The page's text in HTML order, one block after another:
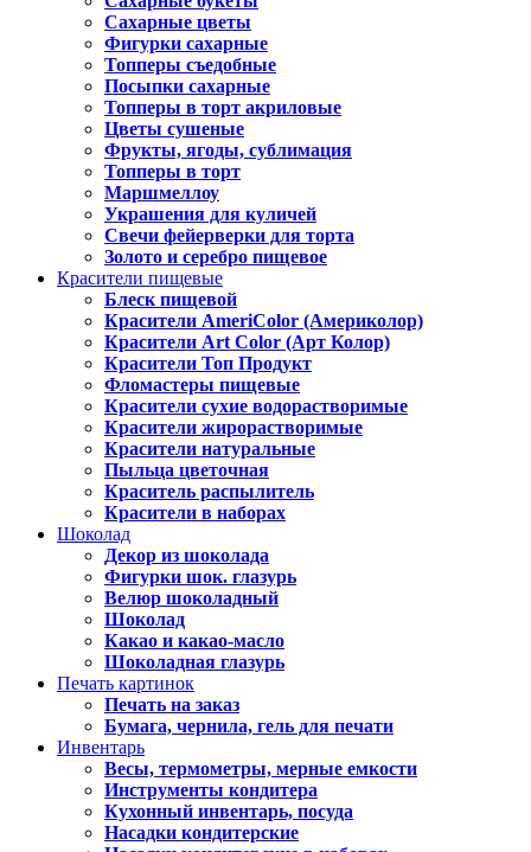
Сахарные цветы
Фигурки сахарные
Топперы съедобные
Посыпки сахарные
Топперы в торт акриловые
Цветы сушеные
Фрукты, ягоды, сублимация
Топперы в торт
Маршмеллоу
Украшения для куличей
Свечи фейерверки для торта
Золото и серебро пищевое
Красители пищевые
Блеск пищевой
Красители AmeriColor (Америколор)
Красители Art Color (Арт Колор)
Красители Топ Продукт
Фломастеры пищевые
Красители сухие водорастворимые
Красители жирорастворимые
Красители натуральные
Пыльца цветочная
Краситель распылитель
Красители в наборах
Шоколад
Декор из шоколада
Фигурки шок. глазурь
Велюр шоколадный
Шоколад
Какао и какао-масло
Шоколадная глазурь
Печать картинок
Печать на заказ
Бумага, чернила, гель для печати
Инвентарь
Весы, термометры, мерные емкости
Инструменты кондитера
Кухонный инвентарь, посуда
Насадки кондитерские